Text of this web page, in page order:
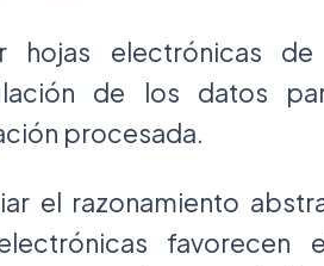
hojas electrónicas
de los datos
procesada.
el razonamiento
favorecen